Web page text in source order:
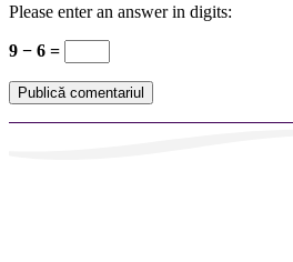
Please enter an answer in digits:
9 − 6 =